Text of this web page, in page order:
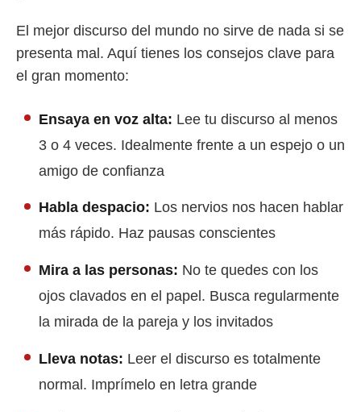
El mejor discurso del mundo no sirve de nada si se
presenta mal. Aquí tienes los consejos clave para
el gran momento:
Ensaya en voz alta: Lee tu discurso al menos
3 o 4 veces. Idealmente frente a un espejo o un
amigo de confianza
Habla despacio: Los nervios nos hacen hablar
más rápido. Haz pausas conscientes
Mira a las personas: No te quedes con los
ojos clavados en el papel. Busca regularmente
la mirada de la pareja y los invitados
Lleva notas: Leer el discurso es totalmente
normal. Imprímelo en letra grande